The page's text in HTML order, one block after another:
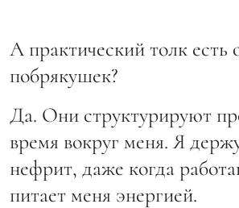
А практический толк есть
побрякушек?
Да. Они структурируют
время вокруг меня. Я
нефрит, даже когда
питает меня энергией.